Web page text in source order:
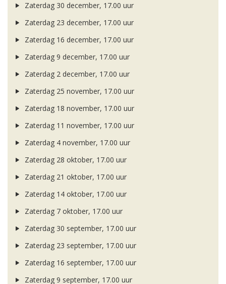
Zaterdag 30 december, 17.00 uur
Zaterdag 23 december, 17.00 uur
Zaterdag 16 december, 17.00 uur
Zaterdag 9 december, 17.00 uur
Zaterdag 2 december, 17.00 uur
Zaterdag 25 november, 17.00 uur
Zaterdag 18 november, 17.00 uur
Zaterdag 11 november, 17.00 uur
Zaterdag 4 november, 17.00 uur
Zaterdag 28 oktober, 17.00 uur
Zaterdag 21 oktober, 17.00 uur
Zaterdag 14 oktober, 17.00 uur
Zaterdag 7 oktober, 17.00 uur
Zaterdag 30 september, 17.00 uur
Zaterdag 23 september, 17.00 uur
Zaterdag 16 september, 17.00 uur
Zaterdag 9 september, 17.00 uur